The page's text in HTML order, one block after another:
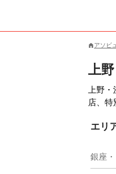
アソビ
上
上野・
店、特
エリ
銀座